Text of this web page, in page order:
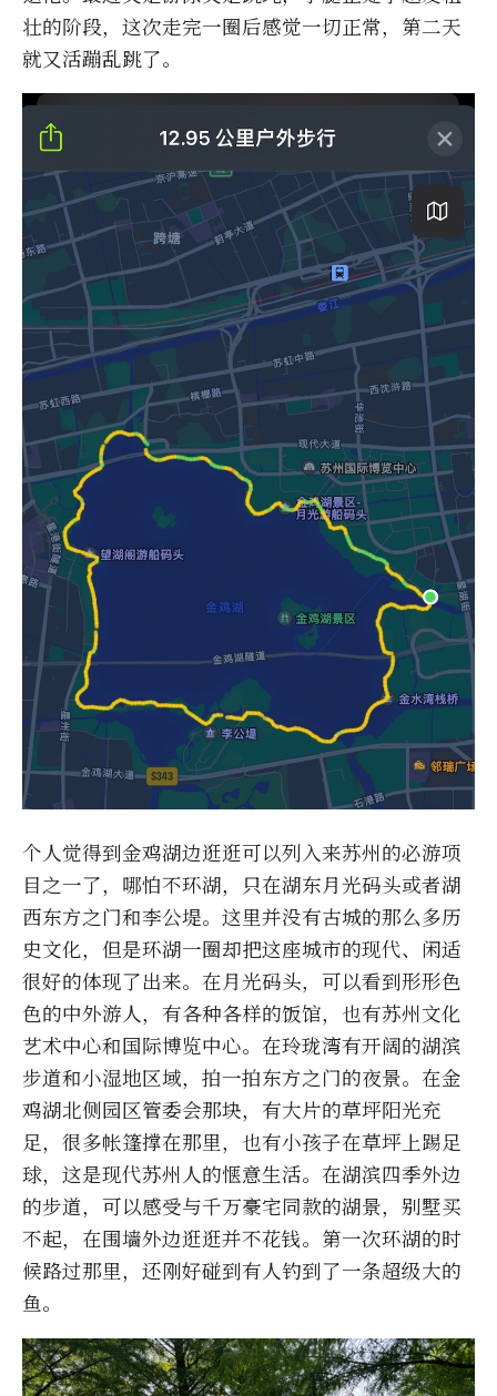
壮的阶段，这次走完一圈后感觉一切正常，第二天
就又活蹦乱跳了。
个人觉得到金鸡湖边逛逛可以列入来苏州的必游项
目之一了，哪怕不环湖，只在湖东月光码头或者湖
西东方之门和李公堤。这里并没有古城的那么多历
史文化，但是环湖一圈却把这座城市的现代、闲适
很好的体现了出来。在月光码头，可以看到形形色
色的中外游人，有各种各样的饭馆，也有苏州文化
艺术中心和国际博览中心。在玲珑湾有开阔的湖滨
步道和小湿地区域，拍一拍东方之门的夜景。在金
鸡湖北侧园区管委会那块，有大片的草坪阳光充
足，很多帐篷撑在那里，也有小孩子在草坪上踢足
球，这是现代苏州人的惬意生活。在湖滨四季外边
的步道，可以感受与千万豪宅同款的湖景，别墅买
不起，在围墙外边逛逛并不花钱。第一次环湖的时
候路过那里，还刚好碰到有人钓到了一条超级大的
鱼。